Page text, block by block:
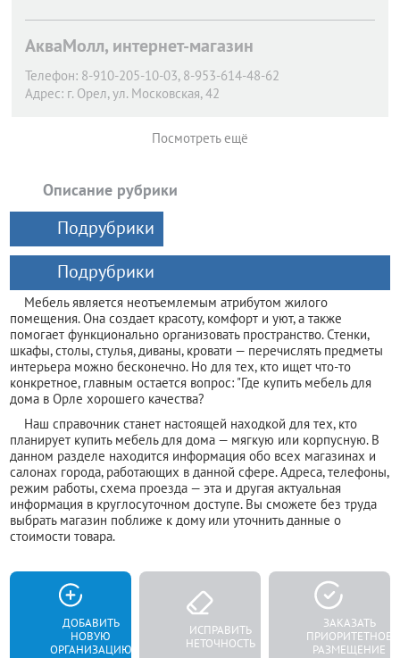
АкваМолл, интернет-магазин
Телефон: 8-910-205-10-03, 8-953-614-48-62
Адрес: г. Орел, ул. Московская, 42
Посмотреть ещё
Описание рубрики
Подрубрики
Подрубрики
Мебель является неотъемлемым атрибутом жилого
помещения. Она создает красоту, комфорт и уют, а также
помогает функционально организовать пространство. Стенки,
шкафы, столы, стулья, диваны, кровати — перечислять предметы
интерьера можно бесконечно. Но для тех, кто ищет что-то
конкретное, главным остается вопрос: "Где купить мебель для
дома в Орле хорошего качества?
Наш справочник станет настоящей находкой для тех, кто
планирует купить мебель для дома — мягкую или корпусную. В
данном разделе находится информация обо всех магазинах и
салонах города, работающих в данной сфере. Адреса, телефоны,
режим работы, схема проезда — эта и другая актуальная
информация в круглосуточном доступе. Вы сможете без труда
выбрать магазин поближе к дому или уточнить данные о
стоимости товара.
ДОБАВИТЬ
НОВУЮ
ОРГАНИЗАЦИЮ
ИСПРАВИТЬ
НЕТОЧНОСТЬ
ЗАКАЗАТЬ
ПРИОРИТЕТНОЕ
РАЗМЕЩЕНИЕ